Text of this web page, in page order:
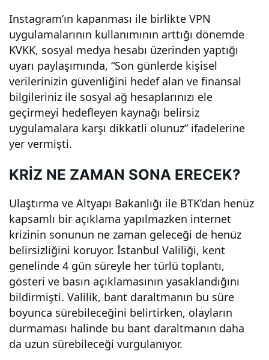
Instagram’ın kapanması ile birlikte VPN
uygulamalarının kullanımının arttığı dönemde
KVKK, sosyal medya hesabı üzerinden yaptığı
uyarı paylaşımında, “Son günlerde kişisel
verilerinizin güvenliğini hedef alan ve finansal
bilgileriniz ile sosyal ağ hesaplarınızı ele
geçirmeyi hedefleyen kaynağı belirsiz
uygulamalara karşı dikkatli olunuz” ifadelerine
yer vermişti.
KRİZ NE ZAMAN SONA ERECEK?
Ulaştırma ve Altyapı Bakanlığı ile BTK’dan henüz
kapsamlı bir açıklama yapılmazken internet
krizinin sonunun ne zaman geleceği de henüz
belirsizliğini koruyor. İstanbul Valiliği, kent
genelinde 4 gün süreyle her türlü toplantı,
gösteri ve basın açıklamasının yasaklandığını
bildirmişti. Valilik, bant daraltmanın bu süre
boyunca sürebileceğini belirtirken, olayların
durmaması halinde bu bant daraltmanın daha
da uzun sürebileceği vurgulanıyor.